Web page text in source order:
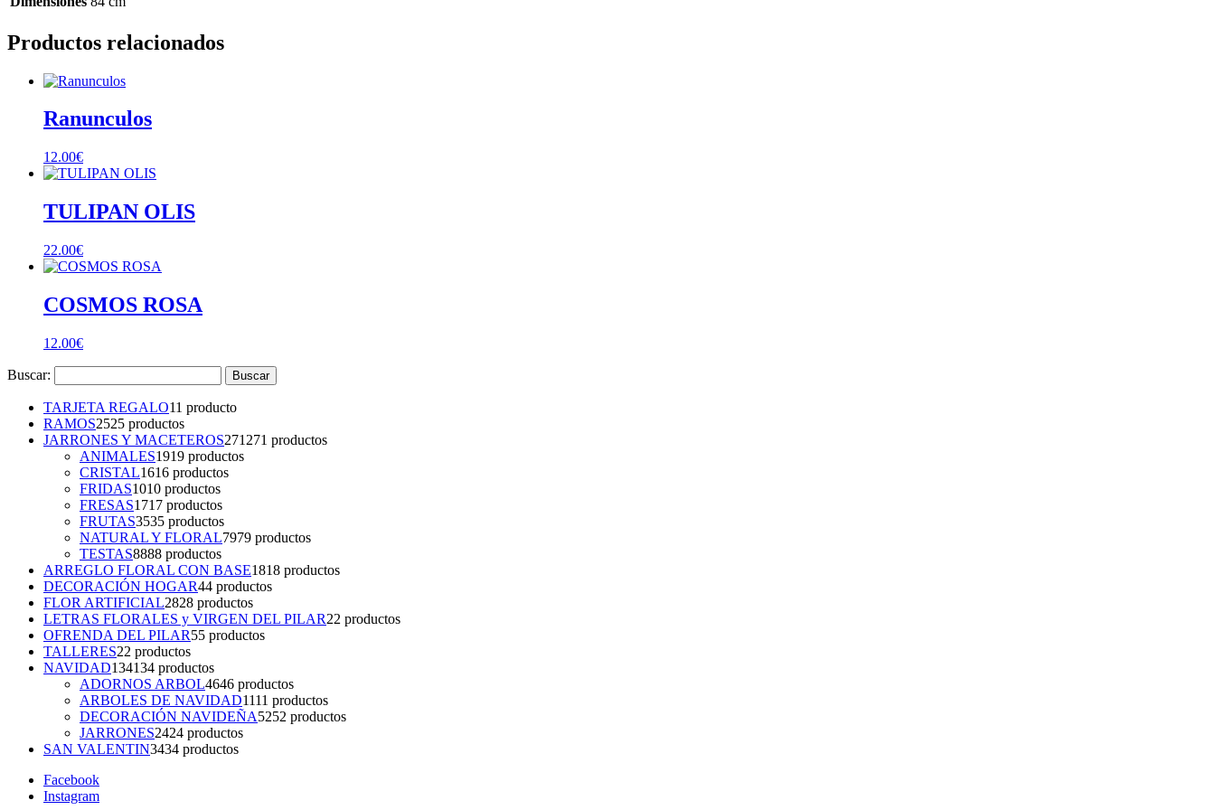
Productos relacionados
Ranunculos
12.00€
TULIPAN OLIS
22.00€
COSMOS ROSA
12.00€
Buscar:
TARJETA REGALO11 producto
RAMOS2525 productos
JARRONES Y MACETEROS271 271 productos
ANIMALES1919 productos
CRISTAL1616 productos
FRIDAS1010 productos
FRESAS1717 productos
FRUTAS3535 productos
NATURAL Y FLORAL7979 productos
TESTAS8888 productos
ARREGLO FLORAL CON BASE1818 productos
DECORACIÓN HOGAR44 productos
FLOR ARTIFICIAL2828 productos
LETRAS FLORALES y VIRGEN DEL PILAR22 productos
OFRENDA DEL PILAR55 productos
TALLERES22 productos
NAVIDAD134134 productos
ADORNOS ARBOL4646 productos
ARBOLES DE NAVIDAD1111 productos
DECORACIÓN NAVIDEÑA5252 productos
JARRONES2424 productos
SAN VALENTIN3434 productos
Facebook
Instagram